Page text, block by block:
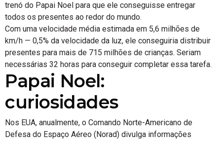
trenó do Papai Noel para que ele conseguisse entregar
todos os presentes ao redor do mundo.
Com uma velocidade média estimada em 5,6 milhões de
km/h — 0,5% da velocidade da luz, ele conseguiria distribuir
presentes para mais de 715 milhões de crianças. Seriam
necessárias 32 horas para conseguir completar essa tarefa.
Papai Noel:
curiosidades
Nos EUA, anualmente, o Comando Norte-Americano de
Defesa do Espaço Aéreo (Norad) divulga informações